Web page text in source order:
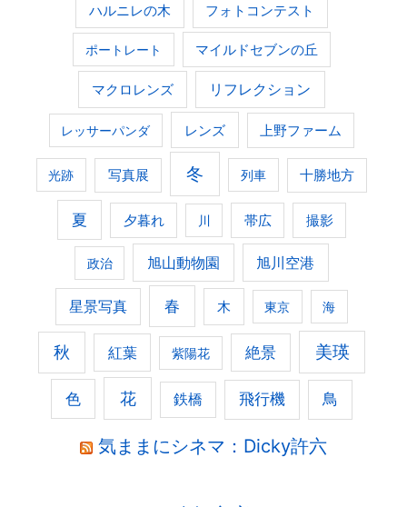
ハルニレの木 フォトコンテスト
ポートレート マイルドセブンの丘
マクロレンズ リフレクション
レッサーパンダ レンズ 上野ファーム
光跡 写真展 冬 列車 十勝地方
夏 夕暮れ 川 帯広 撮影
政治 旭山動物園 旭川空港
星景写真 春 木 東京 海
秋 紅葉 紫陽花 絶景 美瑛
色 花 鉄橋 飛行機 鳥
気ままにシネマ：Dicky許六